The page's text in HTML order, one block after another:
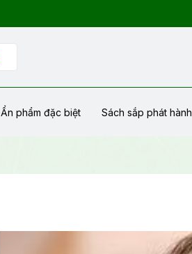
Ẩn phẩm đặc biệt Sách sắp phát hành